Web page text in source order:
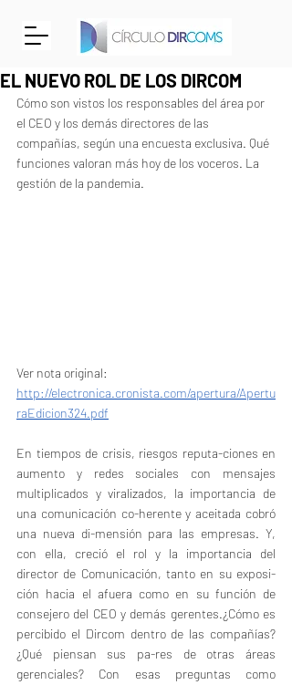
EL NUEVO ROL DE LOS DIRCOM
Cómo son vistos los responsables del área por
el CEO y los demás directores de las
compañías, según una encuesta exclusiva. Qué
funciones valoran más hoy de los voceros. La
gestión de la pandemia.
Ver nota original:
http://electronica.cronista.com/apertura/Apertu
raEdicion324.pdf
En tiempos de crisis, riesgos reputa-ciones en
aumento y redes sociales con mensajes
multiplicados y viralizados, la importancia de
una comunicación co-herente y aceitada cobró
una nueva di-mensión para las empresas. Y,
con ella, creció el rol y la importancia del
director de Comunicación, tanto en su exposi-
ción hacia el afuera como en su función de
consejero del CEO y demás gerentes.¿Cómo es
percibido el Dircom dentro de las compañías?
¿Qué piensan sus pa-res de otras áreas
gerenciales? Con esas preguntas como